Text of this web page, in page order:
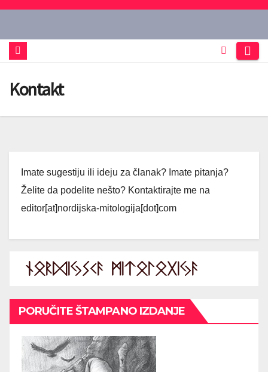
Skip
content
Kontakt
Imate sugestiju ili ideju za članak? Imate pitanja?
Želite da podelite nešto? Kontaktirajte me na
editor[at]nordijska-mitologija[dot]com
PORUČITE ŠTAMPANO IZDANJE